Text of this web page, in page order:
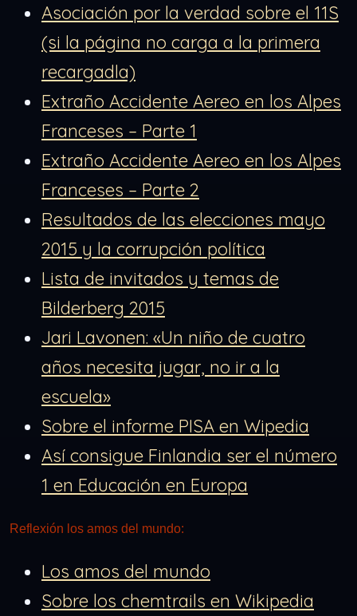
Asociación por la verdad sobre el 11S
(si la página no carga a la primera
recargadla)
Extraño Accidente Aereo en los Alpes
Franceses – Parte 1
Extraño Accidente Aereo en los Alpes
Franceses – Parte 2
Resultados de las elecciones mayo
2015 y la corrupción política
Lista de invitados y temas de
Bilderberg 2015
Jari Lavonen: «Un niño de cuatro
años necesita jugar, no ir a la
escuela»
Sobre el informe PISA en Wipedia
Así consigue Finlandia ser el número
1 en Educación en Europa
Reflexión los amos del mundo:
Los amos del mundo
Sobre los chemtrails en Wikipedia